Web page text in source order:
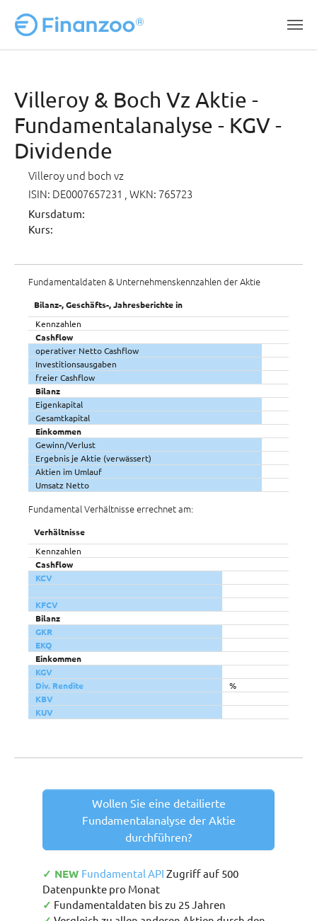
Villeroy & Boch Vz Aktie -
Fundamentalanalyse - KGV -
Dividende
Villeroy und boch vz
ISIN: DE0007657231 , WKN: 765723
Kursdatum:
Kurs:
Fundamentaldaten & Unternehmenskennzahlen der Aktie
Bilanz-, Geschäfts-, Jahresberichte in
Kennzahlen
Cashflow
operativer Netto Cashflow
Investitionsausgaben
freier Cashflow
Bilanz
Eigenkapital
Gesamtkapital
Einkommen
Gewinn/Verlust
Ergebnis je Aktie (verwässert)
Aktien im Umlauf
Umsatz Netto
Fundamental Verhältnisse errechnet am:
Verhältnisse
Kennzahlen
Cashflow
KCV
KFCV
Bilanz
GKR
EKQ
Einkommen
KGV
Div. Rendite
%
KBV
KUV
Wollen Sie eine detailierte
Fundamentalanalyse der Aktie
durchführen?
✓ NEW Fundamental API Zugriff auf 500
Datenpunkte pro Monat
✓ Fundamentaldaten bis zu 25 Jahren